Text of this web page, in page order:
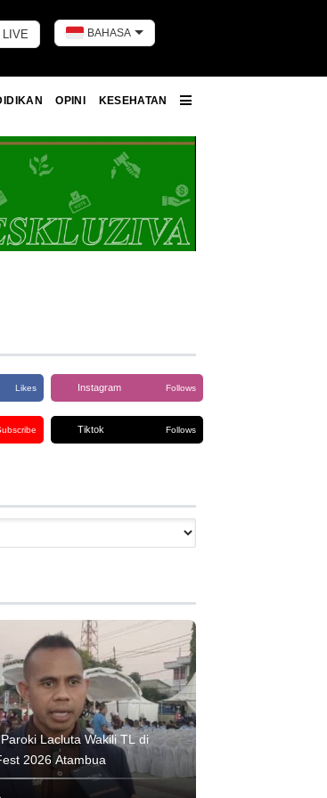
LIVE BAHASA
OPINI
KESEHATAN
Likes Instagram Follows
Tiktok Follows
Lacluta Wakili TL di